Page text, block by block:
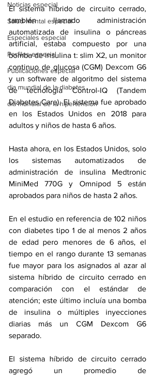
Noticias especial
Salud Mental especial
Especiales especial
Perfiles especial
Publicaciones especial
dia mundial de la diabetes
dia mundial de la hipertension
El sistema híbrido de circuito cerrado,
también llamado administración
automatizada de insulina o páncreas
artificial, estaba compuesto por una
bomba de insulina t: slim X2, un monitor
continuo de glucosa (CGM) Dexcom G6
y un software de algoritmo del sistema
de tecnología Control-IQ (Tandem
Diabetes Care). El sistema fue aprobado
en los Estados Unidos en 2018 para
adultos y niños de hasta 6 años.
Hasta ahora, en los Estados Unidos, solo
los sistemas automatizados de
administración de insulina Medtronic
MiniMed 770G y Omnipod 5 están
aprobados para niños de hasta 2 años.
En el estudio en referencia de 102 niños
con diabetes tipo 1 de al menos 2 años
de edad pero menores de 6 años, el
tiempo en el rango durante 13 semanas
fue mayor para los asignados al azar al
sistema híbrido de circuito cerrado en
comparación con el estándar de
atención; este último incluía una bomba
de insulina o múltiples inyecciones
diarias más un CGM Dexcom G6
separado.
El sistema híbrido de circuito cerrado
agregó un promedio de